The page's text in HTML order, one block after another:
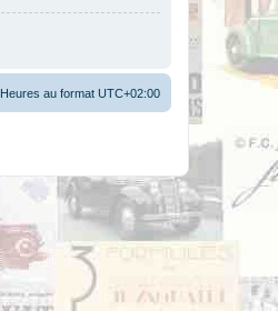
Heures au format UTC+02:00